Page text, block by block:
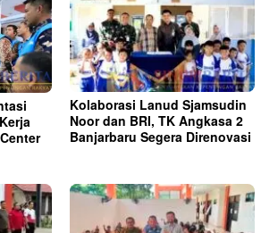
Kolaborasi Lanud Sjamsudin
Noor dan BRI, TK Angkasa 2
Banjarbaru Segera Direnovasi